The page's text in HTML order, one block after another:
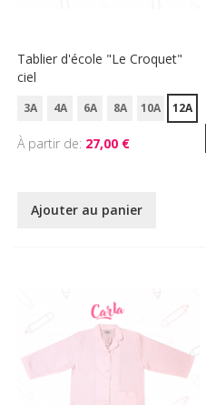
Tablier d'école "Le Croquet"
ciel
3A 4A 6A 8A 10A 12A
À partir de 27,00 €
Ajouter au panier